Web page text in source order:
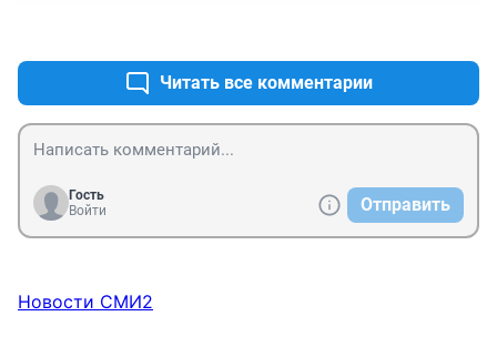
Читать все комментарии
Гость
Войти
Отправить
Новости СМИ2